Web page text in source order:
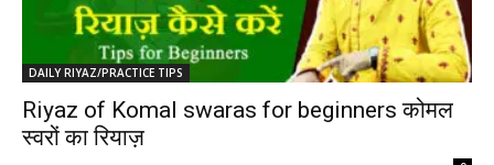
DAILY RIYAZ/PRACTICE TIPS
Riyaz of Komal swaras for beginners कोमल
स्वरों का रियाज़